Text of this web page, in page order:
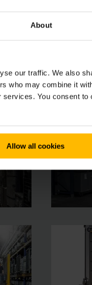
About
our traffic. We also
who may combine it
services. You consent to
Allow all cookies
un comportamento di
grazie alla consolle